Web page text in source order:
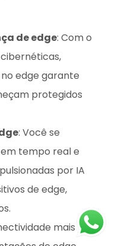
de edge: Com o
edge garante
protegidos
: Você se
tempo real e
por IA
de edge,
mais